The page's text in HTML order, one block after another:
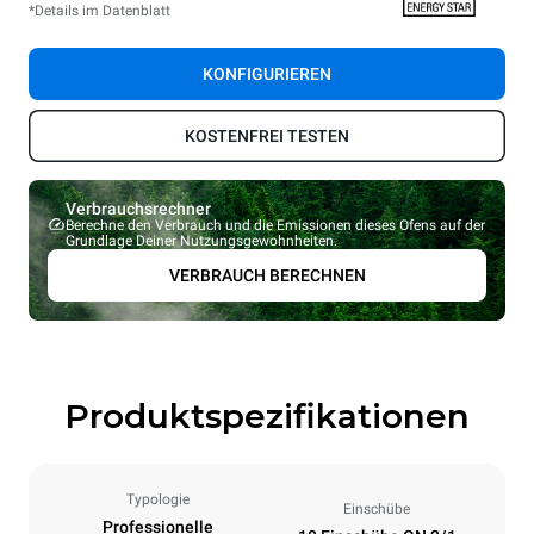
*Details im Datenblatt
KONFIGURIEREN
KOSTENFREI TESTEN
Verbrauchsrechner
Berechne den Verbrauch und die Emissionen dieses Ofens auf der
Grundlage Deiner Nutzungsgewohnheiten.
VERBRAUCH BERECHNEN
Produktspezifikationen
Typologie
Professionelle
Einschübe